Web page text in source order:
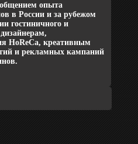
опыта
в России и за рубежом
гостиничного и
HoReCa, креативным
и рекламных кампаний